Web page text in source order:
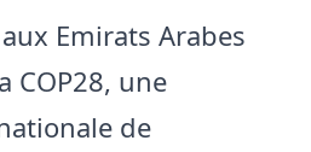
Emirats Arabes
COP28, une
de